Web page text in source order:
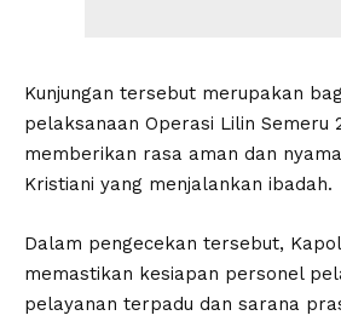
Kunjungan tersebut merupakan
pelaksanaan Operasi Lilin Semeru
memberikan rasa aman dan
Kristiani yang menjalankan ibadah.
Dalam pengecekan tersebut,
memastikan kesiapan personel
pelayanan terpadu dan sarana